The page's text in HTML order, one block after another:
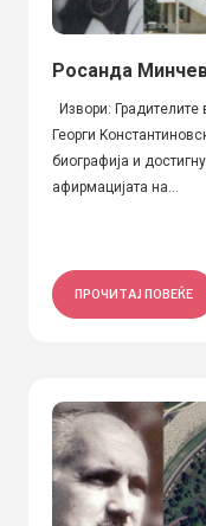
Росанда
Извори:
Георги
биографија и
афирмацијата на...
ПРОЧИТАЈ ПОВЕЌЕ